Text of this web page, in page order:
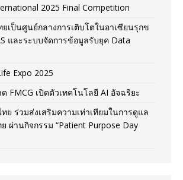
2025 Final Competition
ยเป็นศูนย์กลางการเติบโตในอาเซียนรุกข
และระบบจัดการข้อมูลรับยุค Data
Expo 2025
FMCG เปิดตัวเทคโนโลยี AI อัจฉริยะ
ทย ร่วมส่งเสริมความเท่าเทียมในการดูแล
ผ่านกิจกรรม “Patient Purpose Day